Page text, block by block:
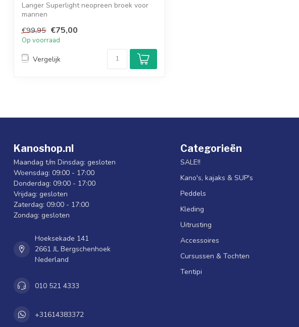
Langer Superlight neopreen broek voor
mannen
€99,95 €75,00
Op voorraad
Vergelijk
Kanoshop.nl
Maandag t/m Dinsdag: gesloten
Woensdag: 09:00 - 17:00
Donderdag: 09:00 - 17:00
Vrijdag: gesloten
Zaterdag: 09:00 - 17:00
Zondag: gesloten
Hoeksekade 141
2661 JL Bergschenhoek
Nederland
010 521 4333
+31614383372
Categorieën
SALE!!
Kano's, kajaks & SUP's
Peddels
Kleding
Uitrusting
Accessoires
Cursussen & Tochten
Tentipi